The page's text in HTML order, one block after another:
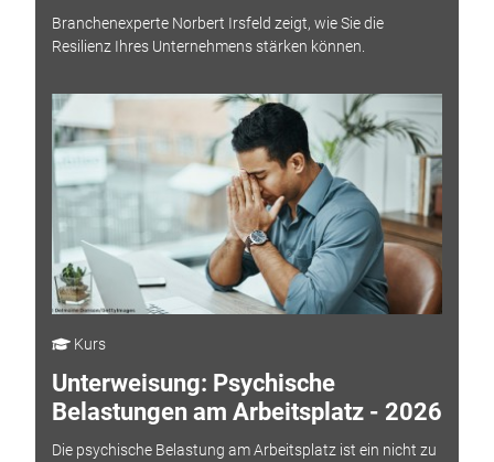
Branchenexperte Norbert Irsfeld zeigt, wie Sie die
Resilienz Ihres Unternehmens stärken können.
Kurs
Unterweisung: Psychische
Belastungen am Arbeitsplatz - 2026
Die psychische Belastung am Arbeitsplatz ist ein nicht zu